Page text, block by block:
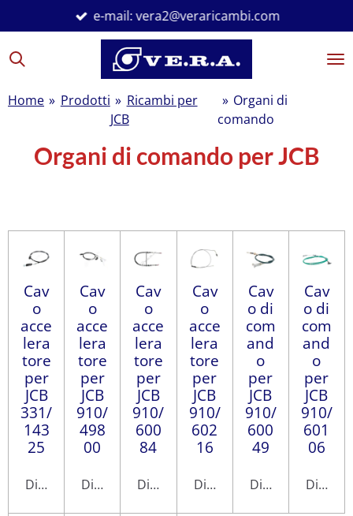
al
contenuto
e-mail: vera2@veraricambi.com
Home » Prodotti » Ricambi per
JCB
» Organi di
comando
Organi di comando per JCB
Cav
o
acce
lera
tore
per
JCB
331/
143
25
Disabilitato
Cav
o
acce
lera
tore
per
JCB
910/
498
00
Disabilitato
Cav
o
acce
lera
tore
per
JCB
910/
600
84
Disabilitato
Cav
o
acce
lera
tore
per
JCB
910/
602
16
Disabilitato
Cav
o di
com
and
o
per
JCB
910/
600
49
Disabilitato
Cav
o di
com
and
o
per
JCB
910/
601
06